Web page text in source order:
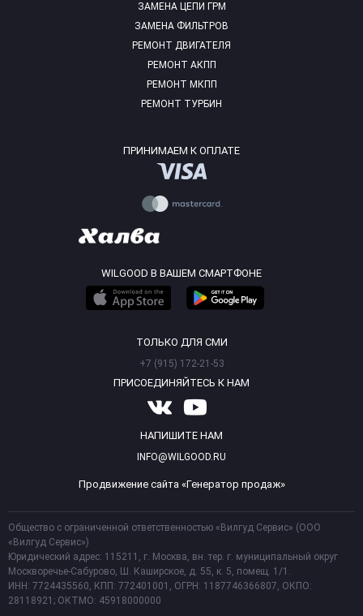
ЗАМЕНА ЦЕПИ ГРМ
ЗАМЕНА ФИЛЬТРОВ
РЕМОНТ ДВИГАТЕЛЯ
РЕМОНТ АКПП
РЕМОНТ МКПП
РЕМОНТ ТУРБИН
ПРИНИМАЕМ К ОПЛАТЕ
WILGOOD В ВАШЕМ СМАРТФОНЕ
ТОЛЬКО ДЛЯ СМИ
+7 (915) 172-21-53
ПРИСОЕДИНЯЙТЕСЬ К НАМ
НАПИШИТЕ НАМ
INFO@WILGOOD.RU
Продвижение сайта «Генератор продаж»
Общество с ограниченной ответственностью «Вилгуд Сервис» (ООО
«Вилгуд Сервис»)
Юридический адрес: 115211, г. Москва, вн. тер. г. муниципальный округ
Москворечье-Сабурово, Ш. Каширское, д. 55, к. 5, помещ. 1/1.
ИНН: 7724435560, КПП: 772401001, ОГРН: 1187746366807, ОКПО:
28118921; ОКТМО: 45918000000